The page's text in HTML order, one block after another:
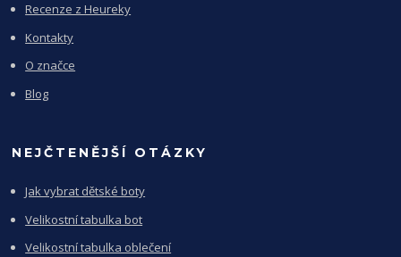
Recenze z Heureky
Kontakty
O značce
Blog
NEJČTENĚJŠÍ OTÁZKY
Jak vybrat dětské boty
Velikostní tabulka bot
Velikostní tabulka oblečení